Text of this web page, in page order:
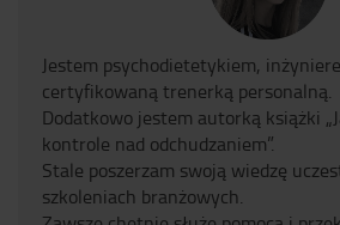
Jestem psychodietetykiem,
certyfikowaną trenerką personalną.
Dodatkowo jestem autorką książki
kontrole nad odchudzaniem”.
Stale poszerzam swoją wiedzę
szkoleniach branżowych.